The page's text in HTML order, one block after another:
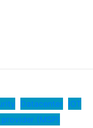
Datacenter IOT
(MSP)